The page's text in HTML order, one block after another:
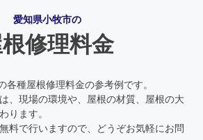
愛知県小牧市の
修理料金
種屋根修理料金の参考例です。
、現場の環境や、屋根の材質、屋根の大
ります。
料で行いますので、どうぞお気軽にお問